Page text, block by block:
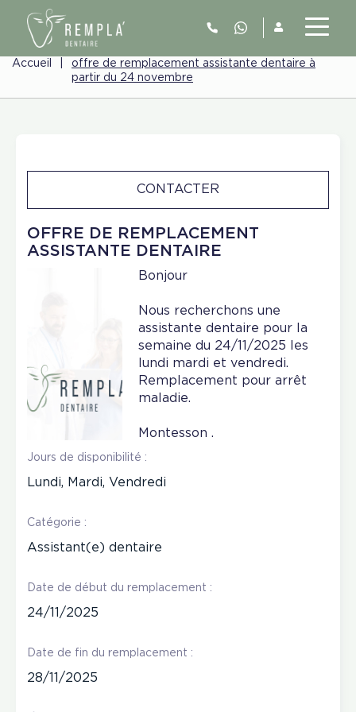
Accueil
offre de remplacement assistante dentaire à
partir du 24 novembre
OFFRE DE REMPLACEMENT
ASSISTANTE DENTAIRE
CONTACTER
Bonjour
Nous recherchons une
assistante dentaire pour la
semaine du 24/11/2025 les
lundi mardi et vendredi.
Remplacement pour arrêt
maladie.
Montesson .
Jours de disponibilité :
Lundi, Mardi, Vendredi
Catégorie :
Assistant(e) dentaire
Date de début du remplacement :
24/11/2025
Date de fin du remplacement :
28/11/2025